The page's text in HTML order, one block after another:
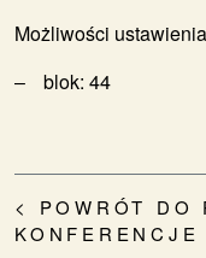
Możliwości
blok: 44
< POWRÓT DO